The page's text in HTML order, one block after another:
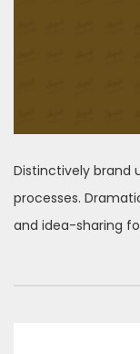
Distinctively brand
processes.
and idea-sharing